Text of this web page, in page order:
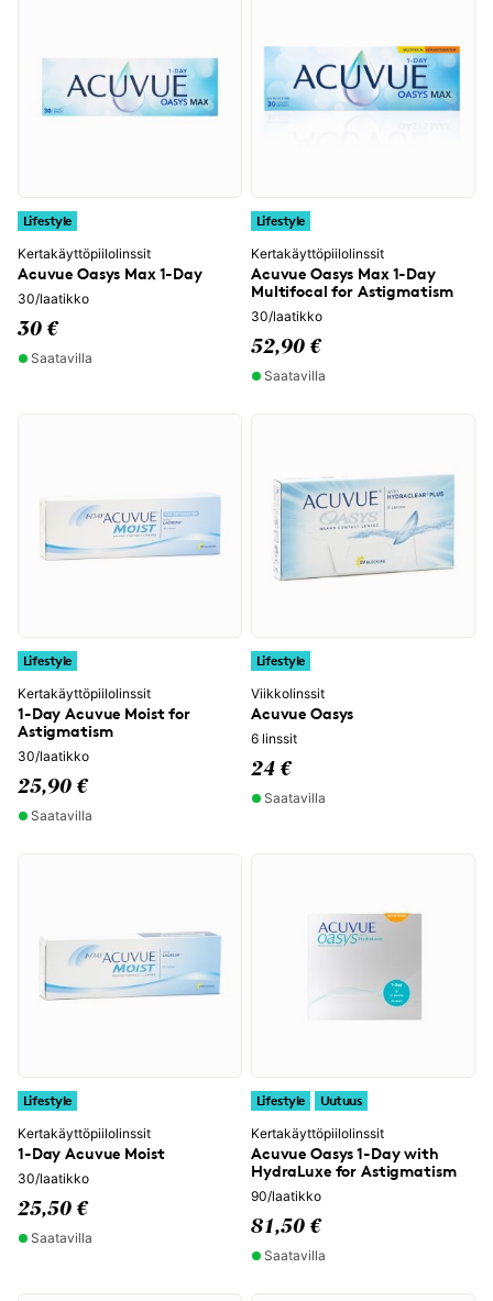
Lifestyle
Kertakäyttöpiilolinssit
Acuvue Oasys Max 1-Day
30/laatikko
30 €
Saatavilla
Lifestyle
Kertakäyttöpiilolinssit
Acuvue Oasys Max 1-Day
Multifocal for Astigmatism
30/laatikko
52,90 €
Saatavilla
Lifestyle
Kertakäyttöpiilolinssit
1-Day Acuvue Moist for
Astigmatism
30/laatikko
25,90 €
Saatavilla
Lifestyle
Viikkolinssit
Acuvue Oasys
6 linssit
24 €
Saatavilla
Lifestyle
Kertakäyttöpiilolinssit
1-Day Acuvue Moist
30/laatikko
25,50 €
Saatavilla
Lifestyle
Uutuus
Kertakäyttöpiilolinssit
Acuvue Oasys 1-Day with
HydraLuxe for Astigmatism
90/laatikko
81,50 €
Saatavilla